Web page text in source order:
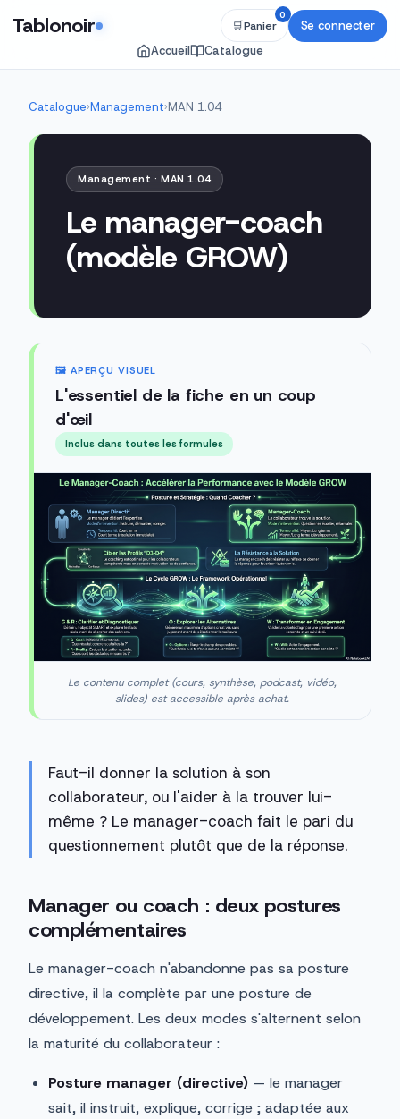
Tablonoir
Accueil Catalogue
🛒Panier
0
Se connecter
Catalogue›Management›MAN 1.04
Management · MAN 1.04
Le manager-coach
(modèle GROW)
🖼️ APERÇU VISUEL
L'essentiel de la fiche en un coup
d'œil
Inclus dans toutes les formules
Le contenu complet (cours, synthèse, podcast, vidéo,
slides) est accessible après achat.
Faut-il donner la solution à son
collaborateur, ou l'aider à la trouver lui-
même ? Le manager-coach fait le pari du
questionnement plutôt que de la réponse.
Manager ou coach : deux postures
complémentaires
Le manager-coach n'abandonne pas sa posture
directive, il la complète par une posture de
développement. Les deux modes s'alternent selon
la maturité du collaborateur :
Posture manager (directive) — le manager
sait, il instruit, explique, corrige ; adaptée aux